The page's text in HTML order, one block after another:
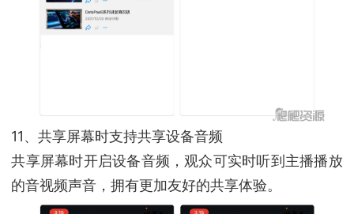
11、共享屏幕时支持共享设备音频
共享屏幕时开启设备音频，观众可实时听到主播播放
的音视频声音，拥有更加友好的共享体验。